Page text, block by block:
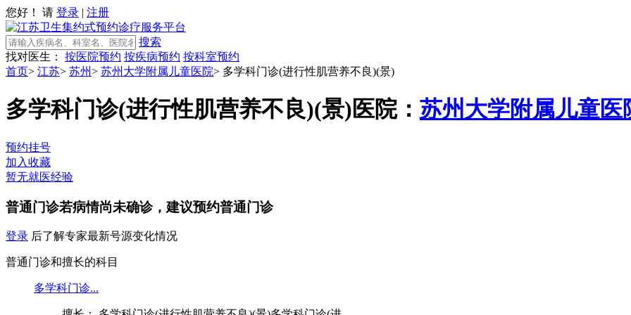
您好！ 请 登录 | 注册
搜索
找对医生：
按医院预约 按疾病预约 按科室预约
首页> 江苏> 苏州> 苏州大学附属儿童医院> 多学科门诊(进行性肌营养不良)(景)
多学科门诊(进行性肌营养不良)(景)医院： 苏州大学附属儿童医
预约挂号
加入收藏
暂无就医经验
普通门诊若病情尚未确诊，建议预约普通门诊
登录 后了解专家最新号源变化情况
普通门诊和擅长的科目
多学科门诊...